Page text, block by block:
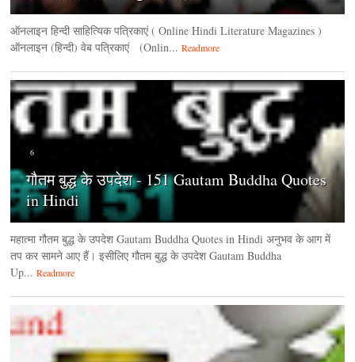
ऑनलाइन हिन्‍दी साहित्यिक पत्रिकाएं ( Online Hindi Literature Magazines )
ऑनलाइन (हिन्‍दी) वेब पत्रिकाएं (Onlin... Readmore
6
गौतम बुद्ध के उपदेश - 151 Gautam Buddha Quotes
in Hindi
महात्मा गौतम बुद्ध के उपदेश Gautam Buddha Quotes in Hindi अनुभव के आग में
तप कर सामने आए हैं। इसीलिए गौतम बुद्ध के उपदेश Gautam Buddha
Up... Readmore